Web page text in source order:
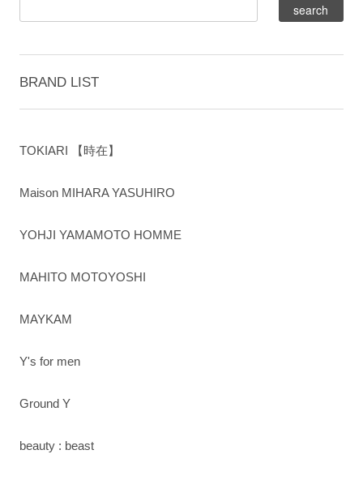
BRAND LIST
TOKIARI 【時在】
Maison MIHARA YASUHIRO
YOHJI YAMAMOTO HOMME
MAHITO MOTOYOSHI
MAYKAM
Y's for men
Ground Y
beauty : beast